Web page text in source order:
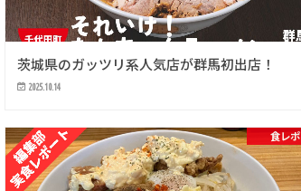
茨城県のガッツリ系人気店が群馬初出店！
2025.10.14
食レポ